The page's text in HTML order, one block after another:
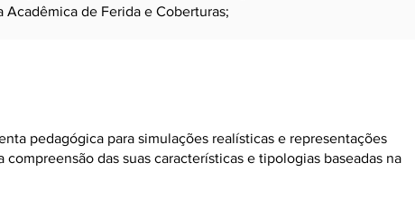
Acadêmica de Ferida e Coberturas;
pedagógica para simulações realísticas e representações
das suas características e tipologias baseadas na